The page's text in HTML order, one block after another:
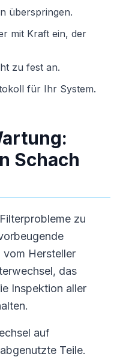
überspringen.
mit Kraft ein, der
zu fest an.
für Ihr System.
Schach
zu
Hersteller
das
Inspektion aller
auf
Teile.